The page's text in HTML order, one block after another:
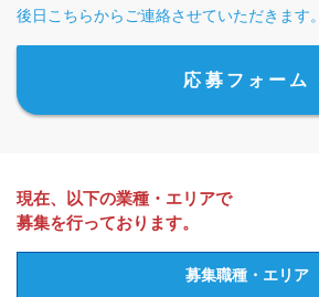
後日こちらからご連絡させていただきます。
応募フォーム
現在、以下の業種・エリアで
募集を行っております。
募集職種・エリア